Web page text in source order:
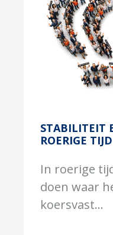
STABILITEIT
ROERIGE
In roerige
doen waar
koersvast...